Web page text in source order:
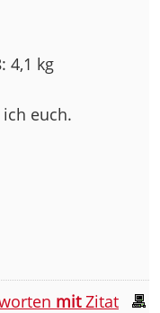
4,1 kg
euch.
mitZitat